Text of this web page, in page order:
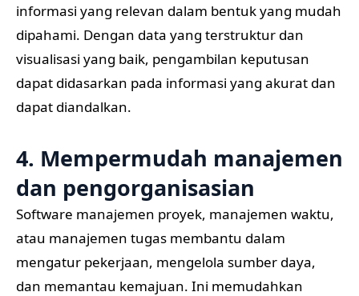
informasi yang relevan dalam bentuk yang mudah
dipahami. Dengan data yang terstruktur dan
visualisasi yang baik, pengambilan keputusan
dapat didasarkan pada informasi yang akurat dan
dapat diandalkan.
4. Mempermudah manajemen
dan pengorganisasian
Software manajemen proyek, manajemen waktu,
atau manajemen tugas membantu dalam
mengatur pekerjaan, mengelola sumber daya,
dan memantau kemajuan. Ini memudahkan